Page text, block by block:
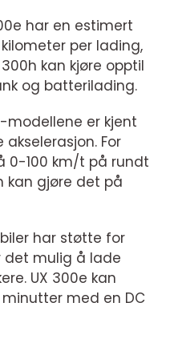
har en estimert
per lading,
kan kjøre opptil
og batterilading.
modellene er kjent
For
0-100 km/t på rundt
kan gjøre det på
har støtte for
det mulig å lade
UX 300e kan
med en DC